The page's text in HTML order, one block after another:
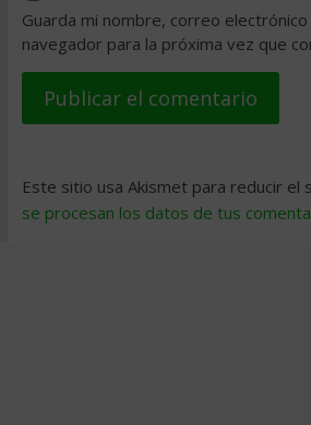
Guarda mi nombre, correo
navegador para la próxima vez que
Este sitio usa Akismet para reducir el
se procesan los datos de tus